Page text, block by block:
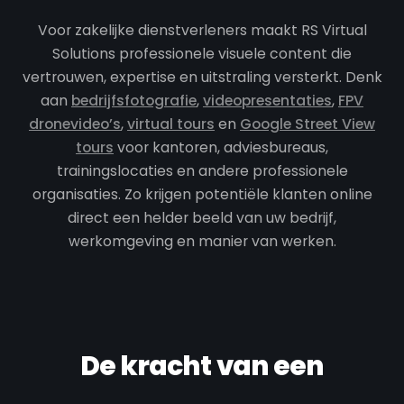
Voor zakelijke dienstverleners maakt RS Virtual
Solutions professionele visuele content die
vertrouwen, expertise en uitstraling versterkt. Denk
aan bedrijfsfotografie,videopresentaties, FPV
dronevideo’s,virtual tours en Google Street View
tours voor kantoren, adviesbureaus,
trainingslocaties en andere professionele
organisaties. Zo krijgen potentiële klanten online
direct een helder beeld van uw bedrijf,
werkomgeving en manier van werken.
De kracht van een